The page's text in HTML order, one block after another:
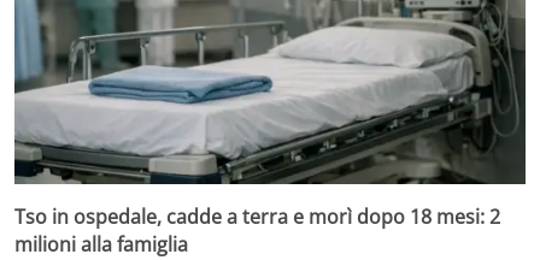
Tso in ospedale, cadde a terra e morì dopo 18 mesi: 2
milioni alla famiglia